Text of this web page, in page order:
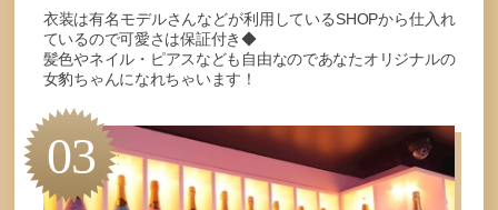
衣装は有名モデルさんなどが利用しているSHOPから仕入れ
ているので可愛さは保証付き◆
髪色やネイル・ピアスなども自由なのであなたオリジナルの
女豹ちゃんになれちゃいます！
03